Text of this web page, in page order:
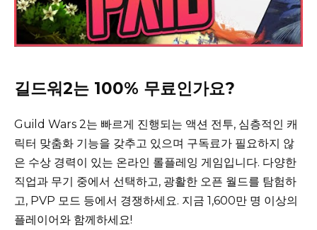
길드워2는 100% 무료인가요?
Guild Wars 2는 빠르게 진행되는 액션 전투, 심층적인 캐
릭터 맞춤화 기능을 갖추고 있으며 구독료가 필요하지 않
은 수상 경력이 있는 온라인 롤플레잉 게임입니다. 다양한
직업과 무기 중에서 선택하고, 광활한 오픈 월드를 탐험하
고, PVP 모드 등에서 경쟁하세요. 지금 1,600만 명 이상의
플레이어와 함께하세요!